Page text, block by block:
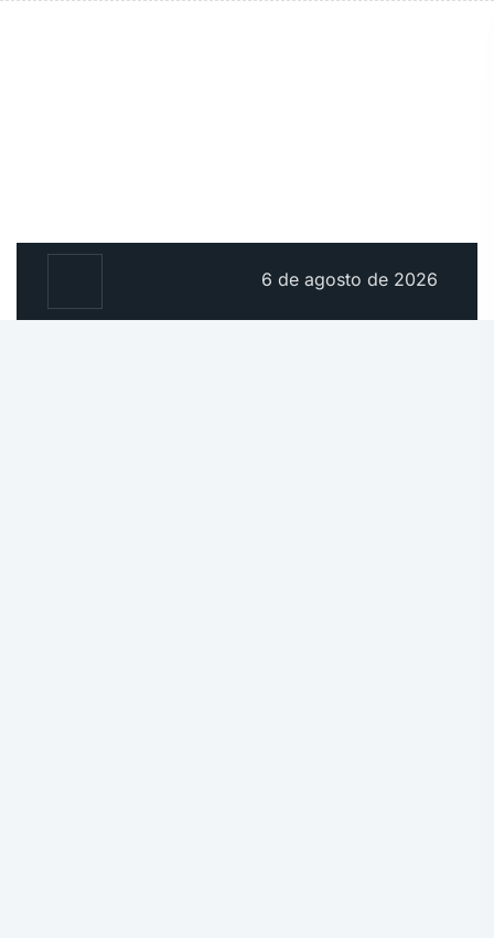
6 de agosto de 2026